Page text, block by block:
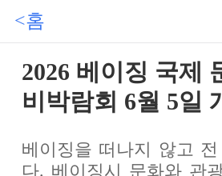
<홈
2026 베이징 국제
비박람회 6월 5일
베이징을 떠나지 않고
다. 베이징시 문화와 관